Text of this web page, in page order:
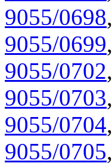
9055/0698,
9055/0699,
9055/0702,
9055/0703,
9055/0704,
9055/0705,